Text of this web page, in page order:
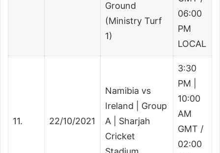
Ground
(Ministry Turf
1)
06:00
PM
LOCAL
11. 22/10/2021
Namibia vs
Ireland | Group
A | Sharjah
Cricket
3:30
PM |
10:00
AM
GMT /
02:00